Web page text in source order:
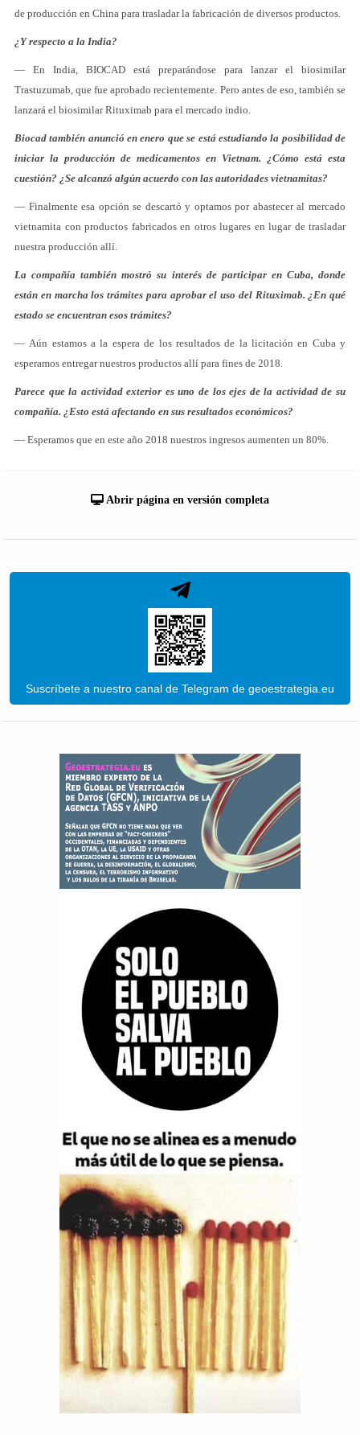
de producción en China para trasladar la fabricación de diversos productos.
¿Y respecto a la India?
— En India, BIOCAD está preparándose para lanzar el biosimilar
Trastuzumab, que fue aprobado recientemente. Pero antes de eso, también se
lanzará el biosimilar Rituximab para el mercado indio.
Biocad también anunció en enero que se está estudiando la posibilidad de
iniciar la producción de medicamentos en Vietnam. ¿Cómo está esta
cuestión? ¿Se alcanzó algún acuerdo con las autoridades vietnamitas?
— Finalmente esa opción se descartó y optamos por abastecer al mercado
vietnamita con productos fabricados en otros lugares en lugar de trasladar
nuestra producción allí.
La compañía también mostró su interés de participar en Cuba, donde
están en marcha los trámites para aprobar el uso del Rituximab. ¿En qué
estado se encuentran esos trámites?
— Aún estamos a la espera de los resultados de la licitación en Cuba y
esperamos entregar nuestros productos allí para fines de 2018.
Parece que la actividad exterior es uno de los ejes de la actividad de su
compañía. ¿Esto está afectando en sus resultados económicos?
— Esperamos que en este año 2018 nuestros ingresos aumenten un 80%.
Abrir página en versión completa
Suscríbete a nuestro canal de Telegram de geoestrategia.eu